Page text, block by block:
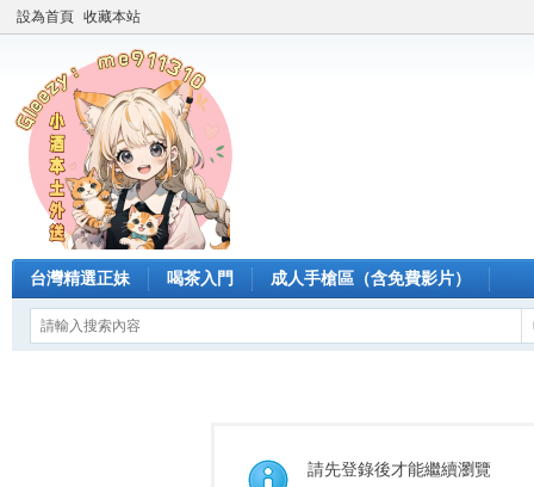
設為首頁 收藏本站
台灣精選正妹 喝茶入門 成人手槍區（含免費影片）
請先登錄後才能繼續瀏覽